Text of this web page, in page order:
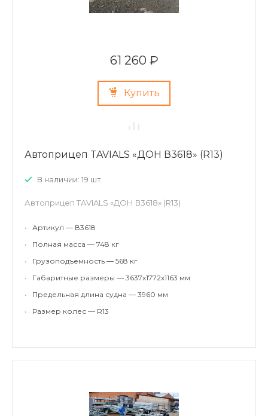
61 260 ₽
Купить
Автоприцеп TAVIALS «ДОН В3618» (R13)
В наличии: 19 шт.
Автоприцеп TAVIALS «ДОН В3618» (R13)
•
Артикул — В3618
•
Полная масса — 748 кг
•
Грузоподъемность — 568 кг
•
Габаритные размеры — 3637х1772х1163 мм
•
Предельная длина судна — 3960 мм
•
Размер колес — R13